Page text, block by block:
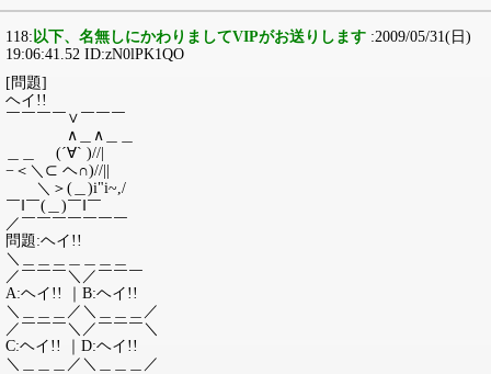
118:以下、名無しにかわりましてVIPがお送りします :2009/05/31(日)
19:06:41.52 ID:zN0lPK1QO
[問題]
ヘイ!!
￣￣￣￣∨￣￣￣
∧＿∧＿＿
＿＿ (´∀` )//|
−＜＼⊂ ヘ∩)//||
＼＞(＿)i"i~,/
￣‖￣(＿)￣‖￣
／￣￣￣￣￣￣￣
問題:ヘイ!!
＼＿＿＿＿＿＿＿
／￣￣￣＼／￣￣￣
A:ヘイ!! ｜B:ヘイ!!
＼＿＿＿／＼＿＿＿／
／￣￣￣＼／￣￣￣＼
C:ヘイ!! ｜D:ヘイ!!
＼＿＿＿／＼＿＿＿／